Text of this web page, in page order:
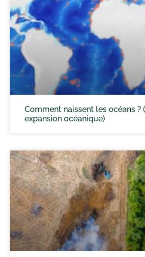
Comment naissent les océans ?
expansion océanique)